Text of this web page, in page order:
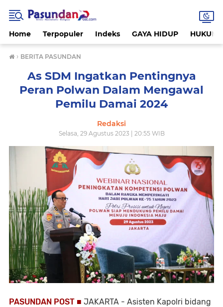
Home Terpopuler Indeks GAYA HIDUP HUKUM
› BERITA PASUNDAN
As SDM Ingatkan Pentingnya
Peran Polwan Dalam Mengawal
Pemilu Damai 2024
Redaksi
Selasa, 29 Agustus 2023 | 20:55 WIB
PASUNDAN POST ■ JAKARTA - Asisten Kapolri bidang